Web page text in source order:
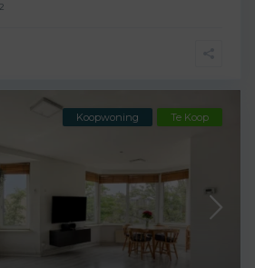
2
Koopwoning Te Koop